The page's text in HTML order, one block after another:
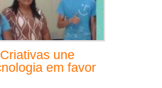
une
em favor